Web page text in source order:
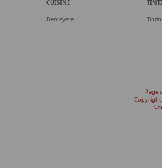
CUISINE
Demeyere Tintin
Page
Copyright